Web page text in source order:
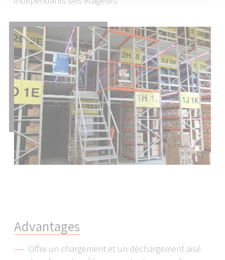
Advantages
Offre un chargement et un déchargement aisé
in the USA either manually or via an interface.
Please note that with the ruling of July 16, 2020
(Court of Justice of the European Union C-311/18,
Schrems II Ruling), the adequacy decision that
permitted the transfer of personal data to the
USA was repealed. This means that the USA, as a
third country, does not provide an adequate level
of data protection.
The specific risk to you as a user is that if your
personal data is transferred to the USA, it may be
accessed by the US authorities for control and
monitoring purposes and you have very few
consists primarily of IP addresses (internet
protocol addresses).
We work with the following service providers,